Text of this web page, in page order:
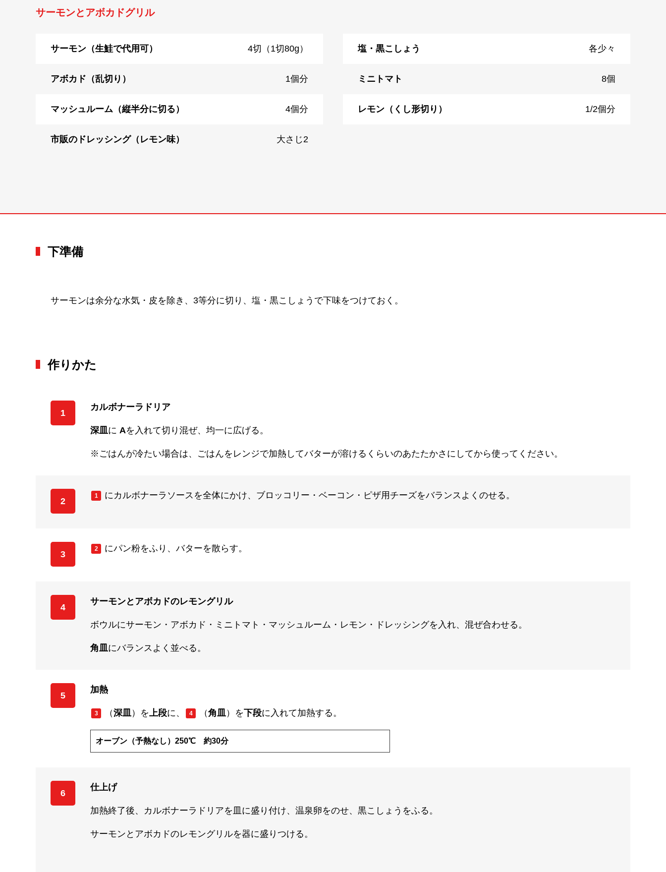
サーモンとアボカドグリル
サーモン（生鮭で代用可） 4切（1切80g） 塩・黒こしょう 各少々
アボカド（乱切り） 1個分 ミニトマト 8個
マッシュルーム（縦半分に切る） 4個分 レモン（くし形切り） 1/2個分
市販のドレッシング（レモン味） 大さじ2
下準備
サーモンは余分な水気・皮を除き、3等分に切り、塩・黒こしょうで下味をつけておく。
作りかた
1
カルボナーラドリア
深皿に Aを入れて切り混ぜ、均一に広げる。
※ごはんが冷たい場合は、ごはんをレンジで加熱してバターが溶けるくらいのあたたかさにしてから使ってください。
2
1 にカルボナーラソースを全体にかけ、ブロッコリー・ベーコン・ピザ用チーズをバランスよくのせる。
3
2 にパン粉をふり、バターを散らす。
4
サーモンとアボカドのレモングリル
ボウルにサーモン・アボカド・ミニトマト・マッシュルーム・レモン・ドレッシングを入れ、混ぜ合わせる。
角皿にバランスよく並べる。
5
加熱
3 （深皿）を上段に、 4 （角皿）を下段に入れて加熱する。
オーブン（予熱なし）250℃ 約30分
6
仕上げ
加熱終了後、カルボナーラドリアを皿に盛り付け、温泉卵をのせ、黒こしょうをふる。
サーモンとアボカドのレモングリルを器に盛りつける。